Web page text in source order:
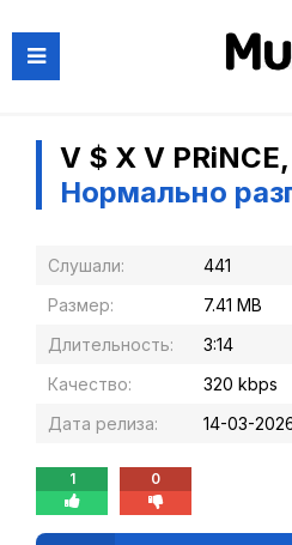
V $ X V
Нормально
Слушали:
441
Размер:
7.41 MB
Длительность:
3:14
Качество:
320 kbps
Дата релиза:
14-03-
1 0